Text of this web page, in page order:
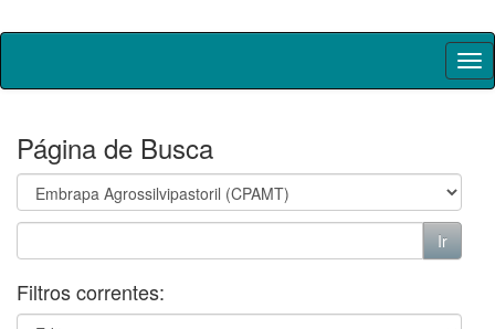
Skip
Página de Busca
Filtros correntes: